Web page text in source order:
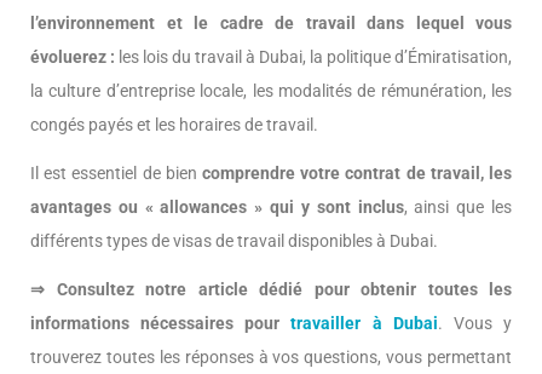
l’environnement et le cadre de travail dans lequel vous
évoluerez : les lois du travail à Dubai, la politique d’Émiratisation,
la culture d’entreprise locale, les modalités de rémunération, les
congés payés et les horaires de travail.
Il est essentiel de bien comprendre votre contrat de travail, les
avantages ou « allowances » qui y sont inclus, ainsi que les
différents types de visas de travail disponibles à Dubai.
⇒ Consultez notre article dédié pour obtenir toutes les
informations nécessaires pourtravailler à Dubai. Vous y
trouverez toutes les réponses à vos questions, vous permettant